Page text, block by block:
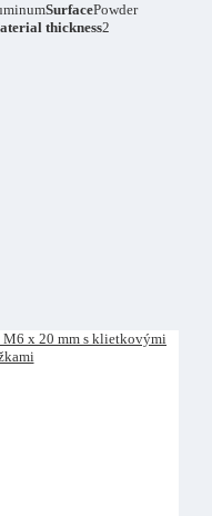
SurfacePowder
thickness2